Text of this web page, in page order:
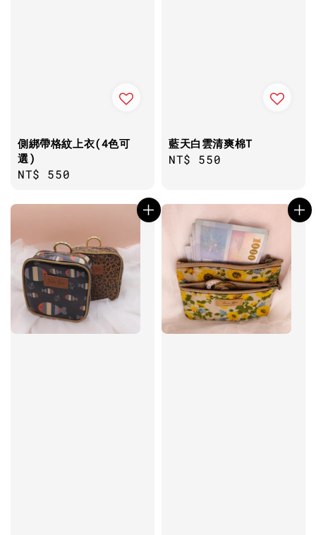
側綁帶格紋上衣(4色可
選)
Regular
NT$ 550
藍天白雲清爽棉T
Regular
NT$ 550